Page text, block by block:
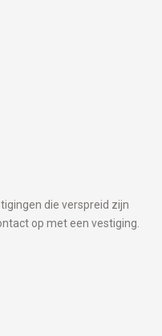
die verspreid zijn
op met een vestiging.